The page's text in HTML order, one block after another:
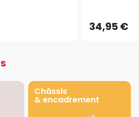
34,95 €
Châssis
& encadrement